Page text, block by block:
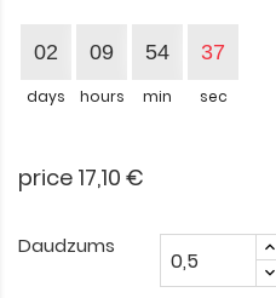
02
days
09
hours
54
min
36
sec
price 17,10 €
Daudzums